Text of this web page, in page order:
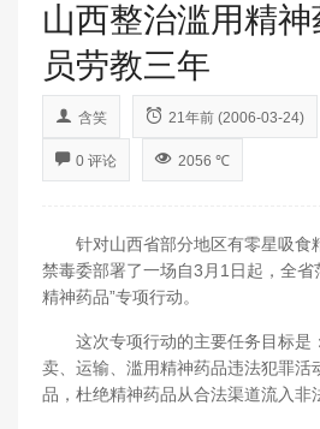
山西整治滥用精神
员劳教三年
含笑 21年前 (2006-03-24)
0 评论 2056 ℃
针对山西省部分地区有零星吸食
禁毒委部署了一场自3月1日起，全省
精神药品”专项行动。
这次专项行动的主要任务目标是
卖、运输、滥用精神药品违法犯罪活
品，杜绝精神药品从合法渠道流入非